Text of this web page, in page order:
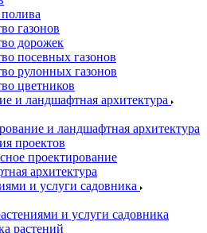
газонов
дорожек
посевных газонов
рулонных газонов
цветников
и ландшафтная архитектура
и ландшафтная архитектура
проектов
проектирование
архитектура
и услуги садовника
и услуги садовника
растений